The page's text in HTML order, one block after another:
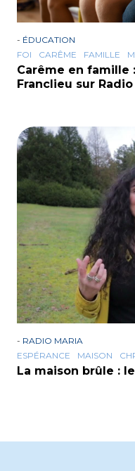
- ÉDUCATION
FOI
CARÊME FAMILLE
Carême en famille
Franclieu sur
- RADIO MARIA
ESPÉRANCE
MAISON
La maison brûle :